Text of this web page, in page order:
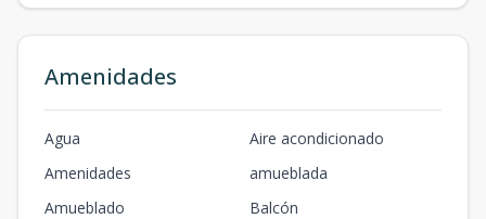
Amenidades
Agua
Aire acondicionado
Amenidades
amueblada
Amueblado
Balcón